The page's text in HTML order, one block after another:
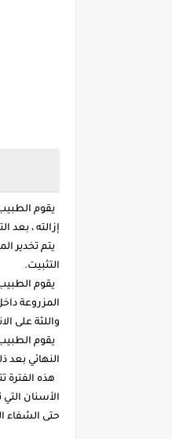
يقوم
إزالته ،
يتم تخدير
التثبيت.
يقوم
المزروعة
واللثة على
يقوم
النهائي بعد
الأسنان
حتى الشفاء